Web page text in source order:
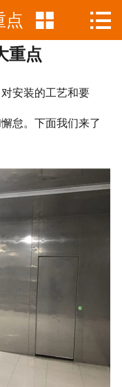
 网站首页
公司简介
产品中心
新闻资讯
联系我们
点  
重点
安装的工艺和要
怠。下面我们来了